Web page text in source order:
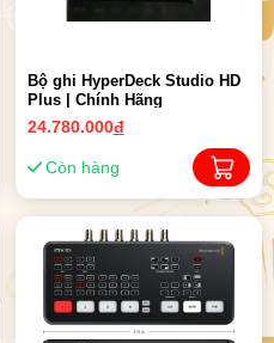
Bộ ghi HyperDeck Studio HD
Plus | Chính Hãng
24.780.000đ
Còn hàng